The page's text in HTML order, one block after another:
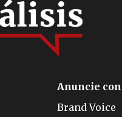
Anuncie
Brand Voice